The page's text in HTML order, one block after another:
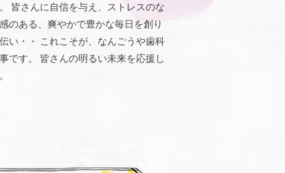
皆さんに自信を与え、ストレスのな
のある、爽やかで豊かな毎日を創り
い・・ これこそが、なんごうや歯科
です。 皆さんの明るい未来を応援し